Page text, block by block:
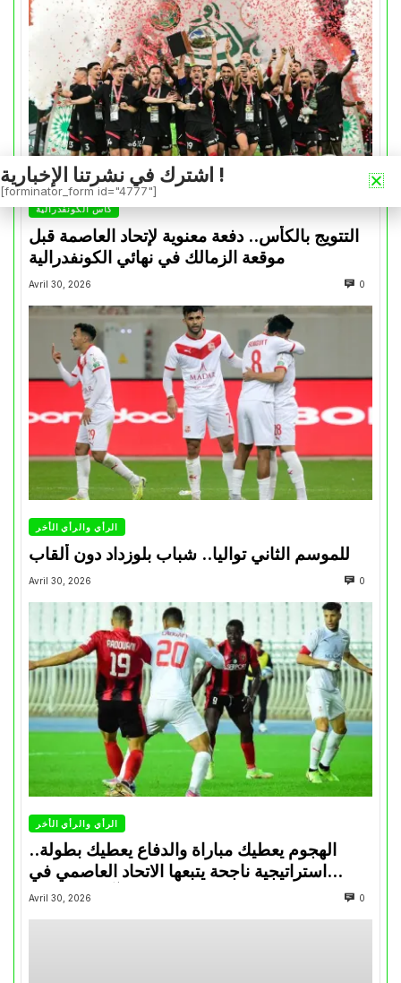
كأس الكونفدرالية
التتويج بالكأس.. دفعة معنوية لإتحاد العاصمة قبل
موقعة الزمالك في نهائي الكونفدرالية
Avril 30, 2026 0
الرأي والرأي الأخر
للموسم الثاني تواليا.. شباب بلوزداد دون ألقاب
Avril 30, 2026 0
الرأي والرأي الأخر
الهجوم يعطيك مباراة والدفاع يعطيك بطولة..
استراتيجية ناجحة يتبعها الاتحاد العاصمي في
تتويجاته آخر السنوات
Avril 30, 2026 0
اشترك في نشرتنا الإخبارية !
[forminator_form id="4777"]